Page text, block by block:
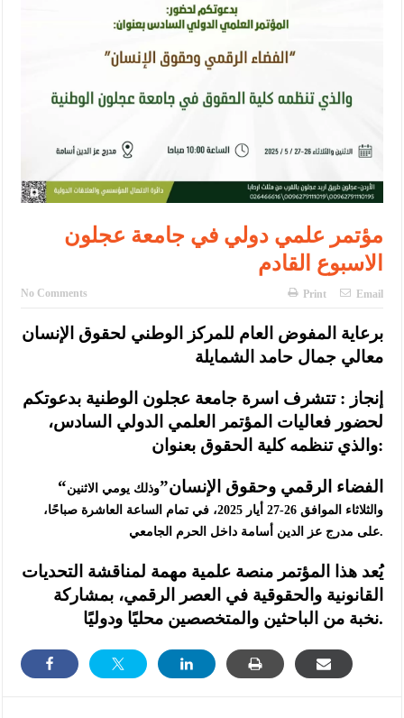
دعوة المكلفين بخدمة العلم (الدفعة الثالثة) إلى مراجعة منصة خدمة
العلم
الملك يلتقي مجموعة من رفاق السلاح
مؤتمر علمي دولي في جامعة عجلون
الاسبوع القادم
No Comments Print Email
برعاية المفوض العام للمركز الوطني لحقوق الإنسان
معالي جمال حامد الشمايلة
إنجاز : تتشرف اسرة جامعة عجلون الوطنية بدعوتكم
لحضور فعاليات المؤتمر العلمي الدولي السادس،
والذي تنظمه كلية الحقوق بعنوان:
“الفضاء الرقمي وحقوق الإنسان”وذلك يومي الاثنين
والثلاثاء الموافق 26-27 أيار 2025، في تمام الساعة العاشرة صباحًا،
على مدرج عز الدين أسامة داخل الحرم الجامعي.
يُعد هذا المؤتمر منصة علمية مهمة لمناقشة التحديات
القانونية والحقوقية في العصر الرقمي، بمشاركة
نخبة من الباحثين والمتخصصين محليًا ودوليًا.